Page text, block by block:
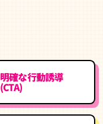
明確な行動誘導
(CTA)